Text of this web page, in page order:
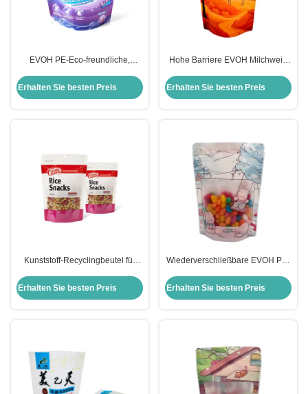
EVOH PE-Eco-freundliche,
Stehbeutel mit Ziplock für
Waschmittel
Erhalten Sie besten Preis
Hohe Barriere EVOH Milchweiß
Ziplock für
Lebensmittelverpackungen
Erhalten Sie besten Preis
Kunststoff-Recyclingbeutel für
Reißverschluss
Erhalten Sie besten Preis
Wiederverschließbare EVOH PE-
matte klarem Fenster und
Reißverschluss
Erhalten Sie besten Preis